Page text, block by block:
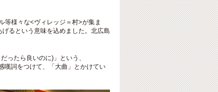
等様々な<ヴィレッジ＝村>が集ま
るという意味を込めました。北広島
ったら良いのに)」という、
嘆詞をつけて、「大曲」とかけてい